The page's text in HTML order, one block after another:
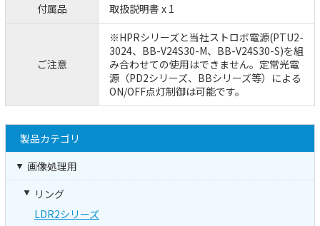
付属品
取扱説明書 x 1
ご注意
※HPRシリーズと当社ストロボ電源(PTU2-
3024、BB-V24S30-M、BB-V24S30-S)を組
み合わせての使用はできません。定常光電
源（PD2シリーズ、BBシリーズ等）による
ON/OFF点灯制御は可能です。
製品カテゴリ
画像処理用
リング
LDR2シリーズ